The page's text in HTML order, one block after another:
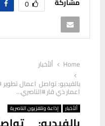
0
Home
ألأخبار
بالفيديو: تواصل اعمال
اعمار ذي قار #الناصري…
ألأخبار إذاعة وتلفزيون الناصرية